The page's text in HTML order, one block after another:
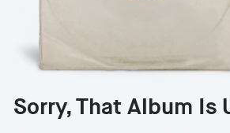
Sorry, That Album Is